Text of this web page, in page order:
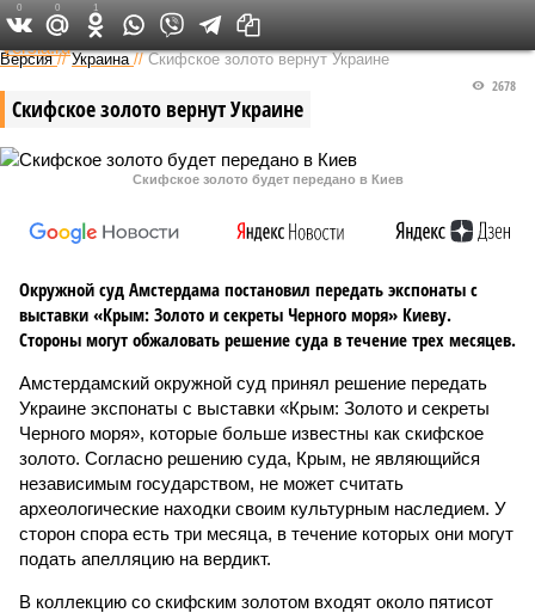
Федеральный выпуск
Версия //Украина //Скифское золото вернут Украине
Скифское золото вернут Украине
2678
Скифское золото будет передано в Киев
Окружной суд Амстердама постановил передать экспонаты с
выставки «Крым: Золото и секреты Черного моря» Киеву.
Стороны могут обжаловать решение суда в течение трех месяцев.
Амстердамский окружной суд принял решение передать
Украине экспонаты с выставки «Крым: Золото и секреты
Черного моря», которые больше известны как скифское
золото. Согласно решению суда, Крым, не являющийся
независимым государством, не может считать
археологические находки своим культурным наследием. У
сторон спора есть три месяца, в течение которых они могут
подать апелляцию на вердикт.
В коллекцию со скифским золотом входят около пятисот
0 0 1